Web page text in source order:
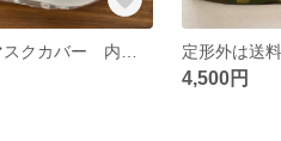
4,500円